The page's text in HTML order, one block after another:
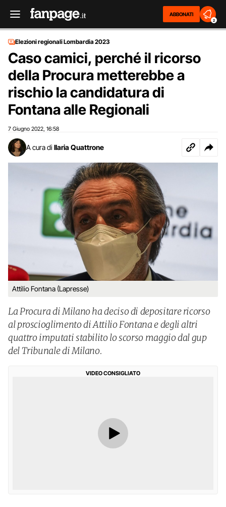
ABBONATI
2
Elezioni regionali Lombardia 2023
Caso camici, perché il ricorso
della Procura metterebbe a
rischio la candidatura di
Fontana alle Regionali
7 Giugno 2022 16:58
A cura di Ilaria Quattrone
Attilio Fontana (Lapresse)
La Procura di Milano ha deciso di depositare ricorso
al proscioglimento di Attilio Fontana e degli altri
quattro imputati stabilito lo scorso maggio dal gup
del Tribunale di Milano.
VIDEO CONSIGLIATO